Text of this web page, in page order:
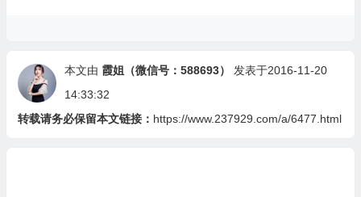
本文由 霞姐（微信号：588693）
发表于2016-11-20
14:33:32
转载请务必保留本文链接： https://www.237929.com/a/6477.html